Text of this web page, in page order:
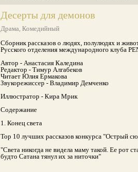
Десерты для демонов
Драма, Комедийный
Сборник рассказов о людях, полулюдях и
Русского отделения международного клуба
Автор - Анастасия Каледина
Редактор - Тимур Алгабеков
Читает Юлия Ермакова
Звукорежиссер - Владимир Демченко
Иллюстратор - Кира Мрик
Содержание
1. Конец света
Top 10 лучших рассказов конкурса "Острый
"Света никогда не видела маму такой. Ее рот
будто Сатана тянул их за ниточки"